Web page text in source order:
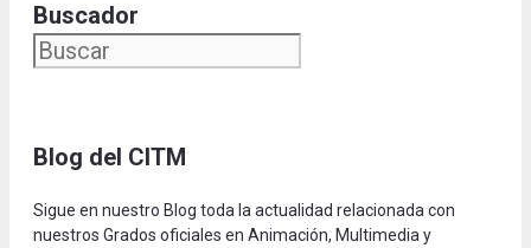
Buscador
Blog del CITM
Sigue en nuestro Blog toda la actualidad relacionada con
nuestros Grados oficiales en Animación, Multimedia y